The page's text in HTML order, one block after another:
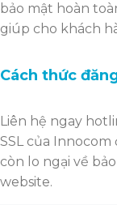
bảo mật hoàn
giúp cho khách
Cách thức
Liên hệ ngay
SSL của
còn lo ngại về
website.